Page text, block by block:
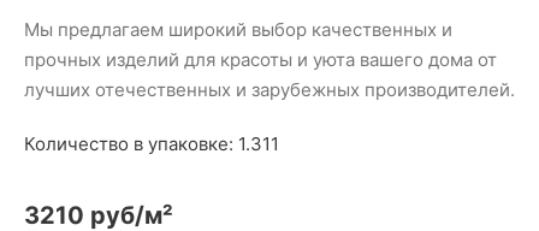
Мы предлагаем широкий выбор качественных и
прочных изделий для красоты и уюта вашего дома от
лучших отечественных и зарубежных производителей.
Количество в упаковке: 1.311
3210 руб/м²